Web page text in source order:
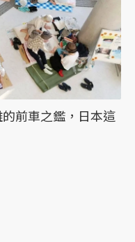
前車之鑑，日本這